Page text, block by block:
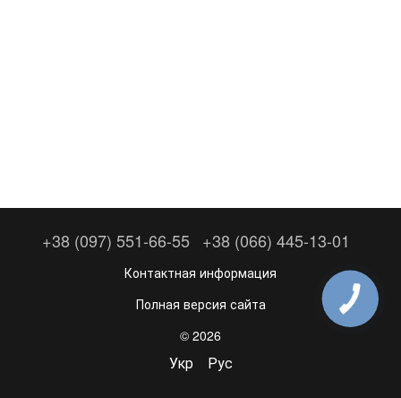
+38 (097) 551-66-55 +38 (066) 445-13-01
Контактная информация
Полная версия сайта
© 2026
Укр Рус